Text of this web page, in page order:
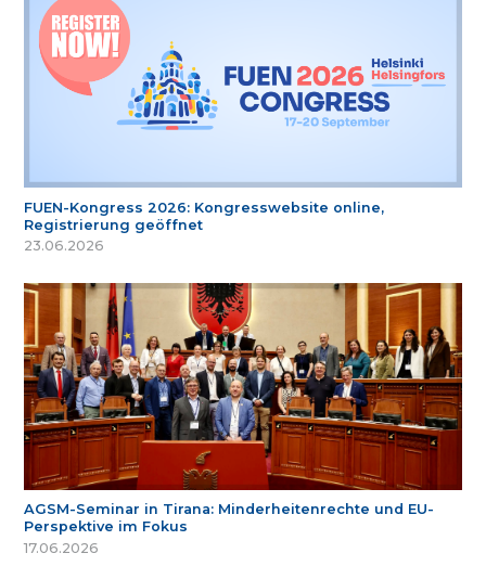
FUEN-Kongress 2026: Kongresswebsite online,
Registrierung geöffnet
23.06.2026
AGSM-Seminar in Tirana: Minderheitenrechte und EU-
Perspektive im Fokus
17.06.2026